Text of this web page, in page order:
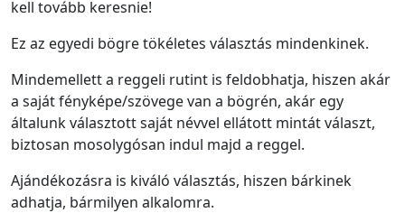
kell tovább keresnie!
Ez az egyedi bögre tökéletes választás mindenkinek.
Mindemellett a reggeli rutint is feldobhatja, hiszen akár
a saját fényképe/szövege van a bögrén, akár egy
általunk választott saját névvel ellátott mintát választ,
biztosan mosolygósan indul majd a reggel.
Ajándékozásra is kiváló választás, hiszen bárkinek
adhatja, bármilyen alkalomra.